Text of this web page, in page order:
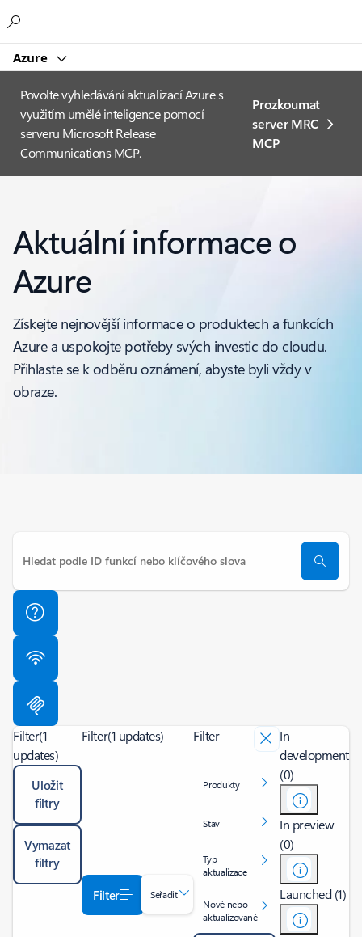
Azure
Povolte vyhledávání aktualizací Azure s
využitím umělé inteligence pomocí
serveru Microsoft Release
Communications MCP.
Prozkoumat
server MRC
MCP
Aktuální informace o
Azure
Získejte nejnovější informace o produktech a funkcích
Azure a uspokojte potřeby svých investic do cloudu.
Přihlaste se k odběru oznámení, abyste byli vždy v
obraze.
Filter(1
updates)
Uložit
filtry
Vymazat
filtry
Filter(1 updates)
Filter Seřadit
Filter
Produkty
Stav
Typ
aktualizace
Nové nebo
aktualizované
In
development
(0)
In preview
(0)
Launched (1)